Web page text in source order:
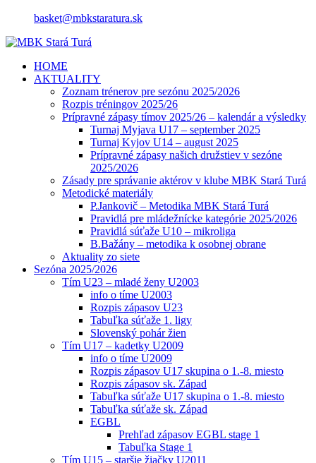
basket@mbkstaratura.sk
HOME
AKTUALITY
Zoznam trénerov pre sezónu 2025/2026
Rozpis tréningov 2025/26
Prípravné zápasy tímov 2025/26 – kalendár a výsledky
Turnaj Myjava U17 – september 2025
Turnaj Kyjov U14 – august 2025
Prípravné zápasy našich družstiev v sezóne
2025/2026
Zásady pre správanie aktérov v klube MBK Stará Turá
Metodické materiály
P.Jankovič – Metodika MBK Stará Turá
Pravidlá pre mládežnícke kategórie 2025/2026
Pravidlá súťaže U10 – mikroliga
B.Bažány – metodika k osobnej obrane
Aktuality zo siete
Sezóna 2025/2026
Tím U23 – mladé ženy U2003
info o tíme U2003
Rozpis zápasov U23
Tabuľka súťaže 1. ligy
Slovenský pohár žien
Tím U17 – kadetky U2009
info o tíme U2009
Rozpis zápasov U17 skupina o 1.-8. miesto
Rozpis zápasov sk. Západ
Tabuľka súťaže U17 skupina o 1.-8. miesto
Tabuľka súťaže sk. Západ
EGBL
Prehľad zápasov EGBL stage 1
Tabuľka Stage 1
Tím U15 – staršie žiačky U2011